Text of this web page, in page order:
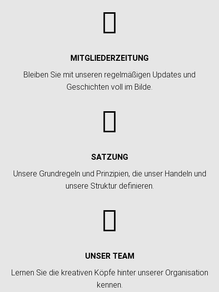

MITGLIEDERZEITUNG
Bleiben Sie mit unseren regelmäßigen Updates und
Geschichten voll im Bilde.

SATZUNG
Unsere Grundregeln und Prinzipien, die unser Handeln und
unsere Struktur definieren.

UNSER TEAM
Lernen Sie die kreativen Köpfe hinter unserer Organisation
kennen.